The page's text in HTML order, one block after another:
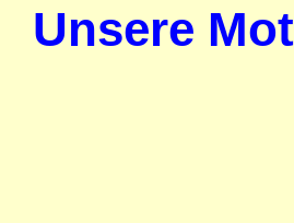
Unsere